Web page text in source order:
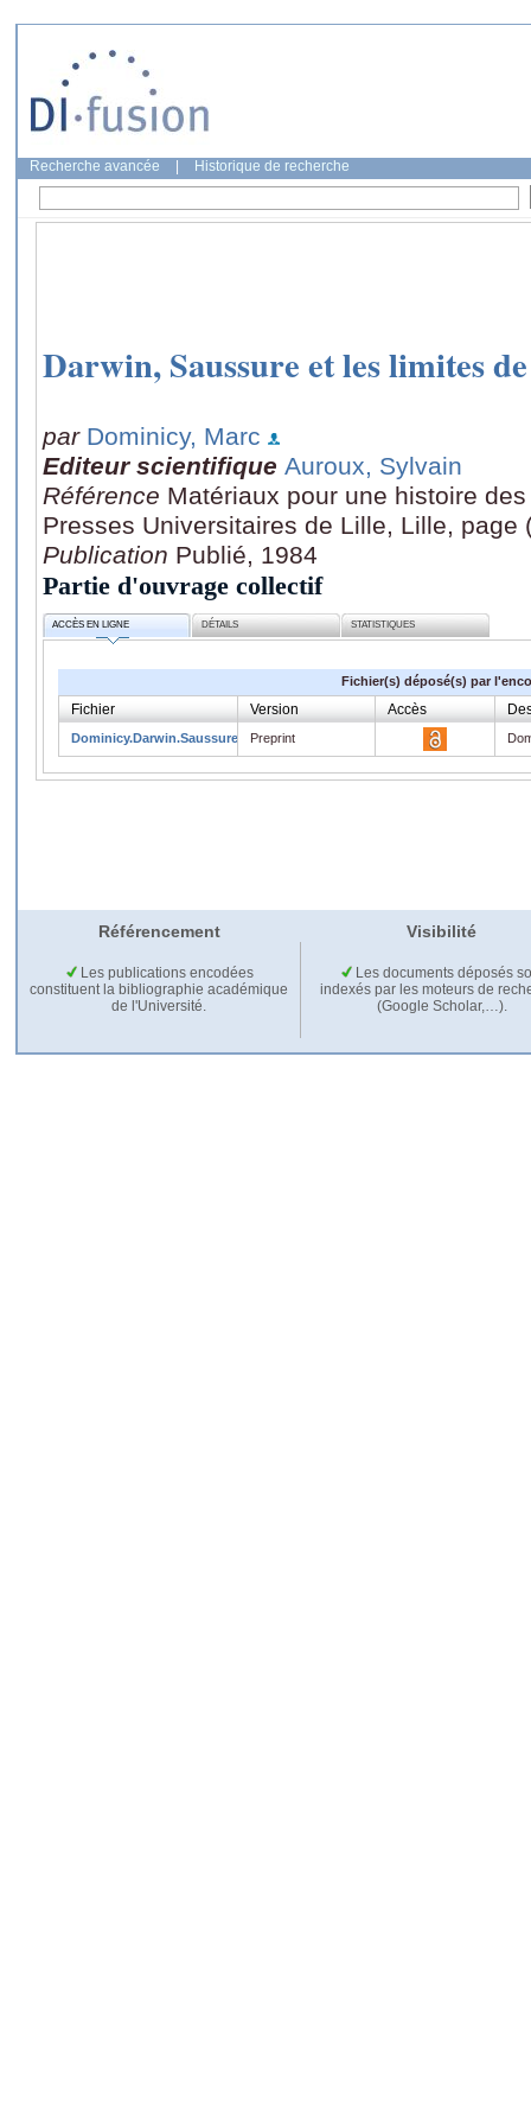
Recherche avancée Historique de recherche
Darwin, Saussure et les limites
par Dominicy, Marc
Editeur scientifique Auroux, Sylvain
Référence Matériaux pour une histoire
Presses Universitaires de Lille, Lille, page
Publication Publié, 1984
Partie d'ouvrage collectif
ACCÈS EN LIGNE DÉTAILS STATISTIQUES
Fichier(s) déposé(s) par
Fichier Version Accès
Dominicy.Darwin.Saussure.pdfPreprint
Référencement Visibilité
Les publications encodées
constituent la bibliographie académique
de l'Université.
Les documents déposés
indexés par les moteurs de
(Google Scholar,…).